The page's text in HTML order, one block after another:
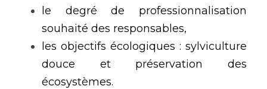
le degré de professionnalisation
souhaité des responsables,
les objectifs écologiques : sylviculture
douce et préservation des
écosystèmes.